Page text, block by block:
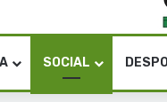
SOCIAL